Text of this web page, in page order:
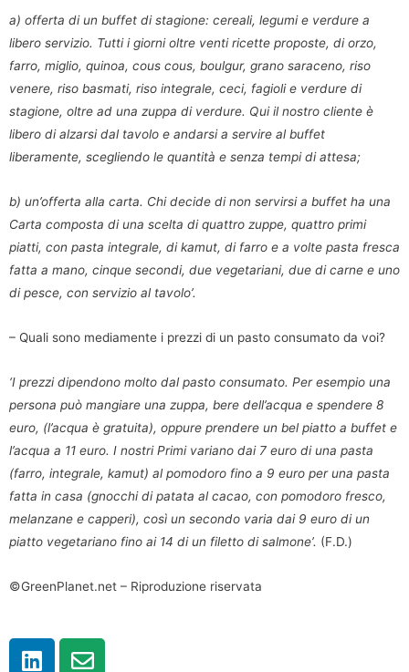
a) offerta di un buffet di stagione: cereali, legumi e verdure a
libero servizio. Tutti i giorni oltre venti ricette proposte, di orzo,
farro, miglio, quinoa, cous cous, boulgur, grano saraceno, riso
venere, riso basmati, riso integrale, ceci, fagioli e verdure di
stagione, oltre ad una zuppa di verdure. Qui il nostro cliente è
libero di alzarsi dal tavolo e andarsi a servire al buffet
liberamente, scegliendo le quantità e senza tempi di attesa;
b) un’offerta alla carta. Chi decide di non servirsi a buffet ha una
Carta composta di una scelta di quattro zuppe, quattro primi
piatti, con pasta integrale, di kamut, di farro e a volte pasta fresca
fatta a mano, cinque secondi, due vegetariani, due di carne e uno
di pesce, con servizio al tavolo’.
– Quali sono mediamente i prezzi di un pasto consumato da voi?
‘I prezzi dipendono molto dal pasto consumato. Per esempio una
persona può mangiare una zuppa, bere dell’acqua e spendere 8
euro, (l’acqua è gratuita), oppure prendere un bel piatto a buffet e
l’acqua a 11 euro. I nostri Primi variano dai 7 euro di una pasta
(farro, integrale, kamut) al pomodoro fino a 9 euro per una pasta
fatta in casa (gnocchi di patata al cacao, con pomodoro fresco,
melanzane e capperi), così un secondo varia dai 9 euro di un
piatto vegetariano fino ai 14 di un filetto di salmone’. (F.D.)
©GreenPlanet.net – Riproduzione riservata